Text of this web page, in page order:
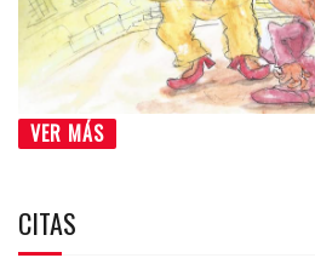
VER MÁS
CITAS